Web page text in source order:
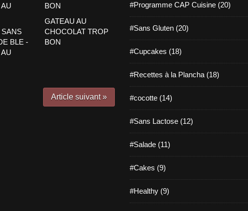
BLE -
GATEAU AU
CHOCOLAT TROP
BON
Article suivant »
#Programme CAP Cuisine (20)
#Sans Gluten (20)
#Cupcakes (18)
#Recettes à la Plancha (18)
#cocotte (14)
#Sans Lactose (12)
#Salade (11)
#Cakes (9)
#Healthy (9)